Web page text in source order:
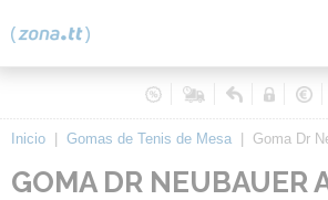
Inicio Gomas de Tenis de Mesa Goma Dr
GOMA DR NEUBAUER